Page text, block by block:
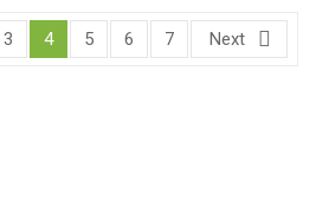
3 4 5 6 7 Next